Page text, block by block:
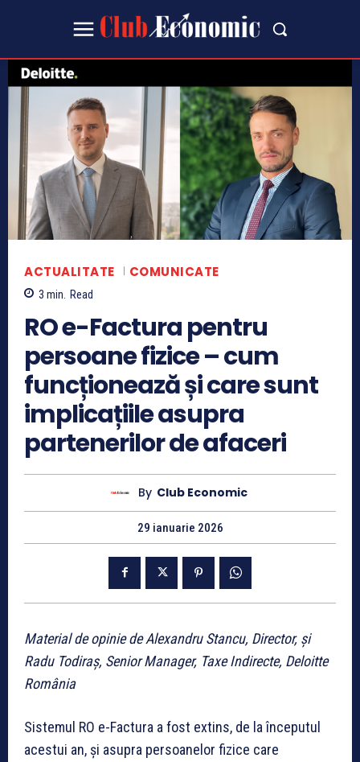
ACTUALITATE COMUNICATE
3 min. Read
RO e-Factura pentru
persoane fizice – cum
funcționează și care sunt
implicațiile asupra
partenerilor de afaceri
By Club Economic
29 ianuarie 2026
Material de opinie de Alexandru Stancu, Director, și
Radu Todiraș, Senior Manager, Taxe Indirecte, Deloitte
România
Sistemul RO e-Factura a fost extins, de la începutul
acestui an, și asupra persoanelor fizice care